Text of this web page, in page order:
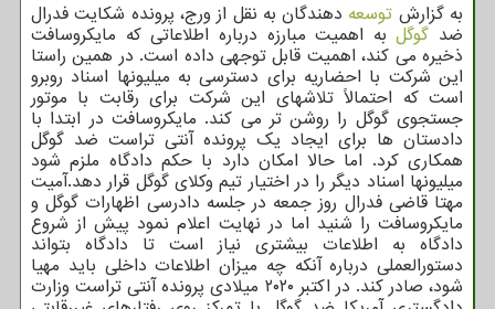
به گزارش توسعه دهندگان به نقل از ورج، پرونده شکایت فدرال
ضد گوگلبه اهمیت مبارزه درباره اطلاعاتی که مایکروسافت
ذخیره می کند، اهمیت قابل توجهی داده است. در همین راستا
این شرکت با احضاریه برای دسترسی به میلیونها اسناد روبرو
است که احتمالاً تلاشهای این شرکت برای رقابت با موتور
جستجوی گوگل را روشن تر می کند. مایکروسافت در ابتدا با
دادستان ها برای ایجاد یک پرونده آنتی تراست ضد گوگل
همکاری کرد. اما حالا امکان دارد با حکم دادگاه ملزم شود
میلیونها اسناد دیگر را در اختیار تیم وکلای گوگل قرار دهد.آمیت
مهتا قاضی فدرال روز جمعه در جلسه دادرسی اظهارات گوگل و
مایکروسافت را شنید اما در نهایت اعلام نمود پیش از شروع
دادگاه به اطلاعات بیشتری نیاز است تا دادگاه بتواند
دستورالعملی درباره آنکه چه میزان اطلاعات داخلی باید مهیا
شود، صادر کند. در اکتبر ۲۰۲۰ میلادی پرونده آنتی تراست وزارت